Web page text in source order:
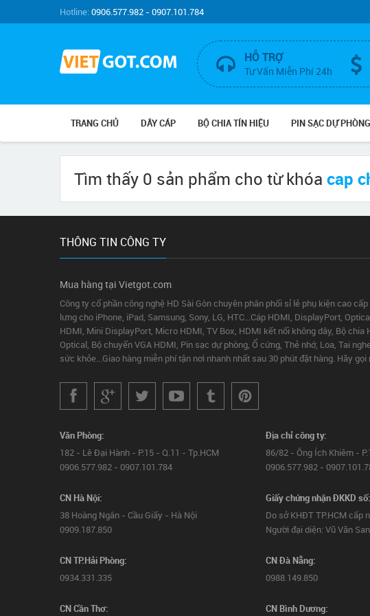
Hotline:0906.577.982 - 0907.101.784
HỖ TRỢ
Tư Vấn Miễn Phí 24h
TRANG CHỦ DÂY CÁP BỘ CHIA TÍN HIỆU PIN SẠC DỰ PHÒNG
Tìm thấy 0 sản phẩm cho từ khóa cap
THÔNG TIN CÔNG TY
Mua hàng tại Vietgot.com
Công ty cổ phần công nghệ HD Sài Gòn chuyên phân phối sỉ lẻ phụ kiện cao
lưng cho iPhone, iPad, Samsung, Sony, LG, HTC...Cáp HDMI, DisplayPort,
HDMI, Mini DisplayPort, Micro HDMI, TV Box, HDMI kết nối không dây, Bộ chia
Optical, Bộ chuyển VGA HDMI, Pin sạc dự phòng, Ổ cứng, Thẻ nhớ, Loa, Tai
sức khỏe...Giao hàng miễn phí tận nơi nhanh nhất sau 30 phút đặt hàng. Hãy gọi
Văn Phòng:
182 - Lê Đại Hành - P.15 - Q.11 - Tp.HCM
0906.577.982 - 0907.101.784
CN Hà Nội:
38 Hoàng Ngân - Cầu Giấy - Hà Nội
0909.187.850
CN TP.Hải Phòng:
0934.331.335
CN Cần Thơ:
Địa chỉ công ty:
86/82 - Ông Ích Khiêm -
0906.577.982 -
Giấy chứng nhận ĐKKD
Do sở KHĐT TP.HCM cấp
Người đại diện: Vũ Văn
CN Đà Nẵng:
0988.149.850
CN Bình Dương: